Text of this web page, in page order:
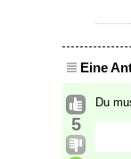
Eine
5
Du